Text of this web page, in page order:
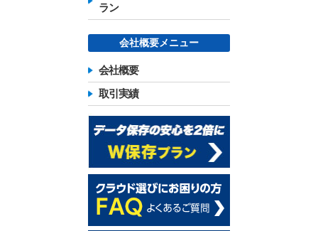
ラン
会社概要メニュー
会社概要
取引実績